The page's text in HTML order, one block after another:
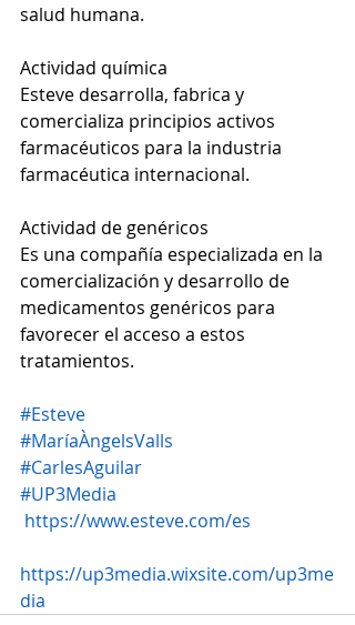
salud humana.
Actividad química
Esteve desarrolla, fabrica y
comercializa principios activos
farmacéuticos para la industria
farmacéutica internacional.
Actividad de genéricos
Es una compañía especializada en la
comercialización y desarrollo de
medicamentos genéricos para
favorecer el acceso a estos
tratamientos.
#Esteve
#MaríaÀngelsValls
#CarlesAguilar
#UP3Media
https://www.esteve.com/es
https://up3media.wixsite.com/up3me
dia